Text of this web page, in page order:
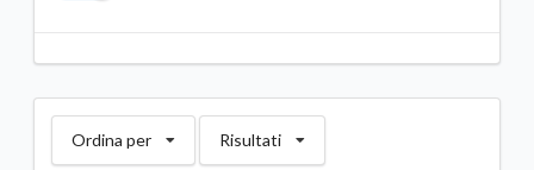
Ordina per Risultati